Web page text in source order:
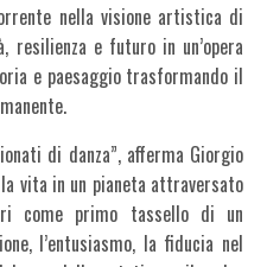
nella visione artistica di
e futuro in un’opera
e paesaggio trasformando il
di danza”, afferma Giorgio
vita in un pianeta attraversato
come primo tassello di un
l’entusiasmo, la fiducia nel